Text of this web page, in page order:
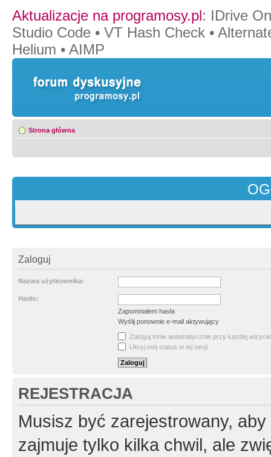
Aktualizacje na programosy.pl: IDrive
Studio Code • VT Hash Check •
Helium • AIMP
Strona główna
Zaloguj
Nazwa użytkownika:
Hasło:
Zapomniałem hasła
Wyślij ponownie e-mail aktywujący
Zaloguj mnie automatycznie przy każdej wizycie
Ukryj mój status w tej sesji
REJESTRACJA
Musisz być zarejestrowany,
zajmuje tylko kilka chwil, ale